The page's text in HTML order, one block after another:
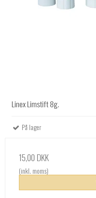
Linex Limstift 8g.
På lager
15,00 DKK
(inkl. moms)